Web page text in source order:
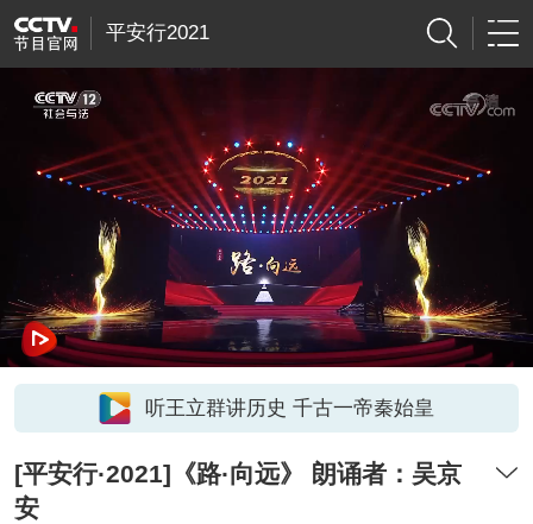
平安行2021
听王立群讲历史 千古一帝秦始皇
[平安行·2021]《路·向远》 朗诵者：吴京
安